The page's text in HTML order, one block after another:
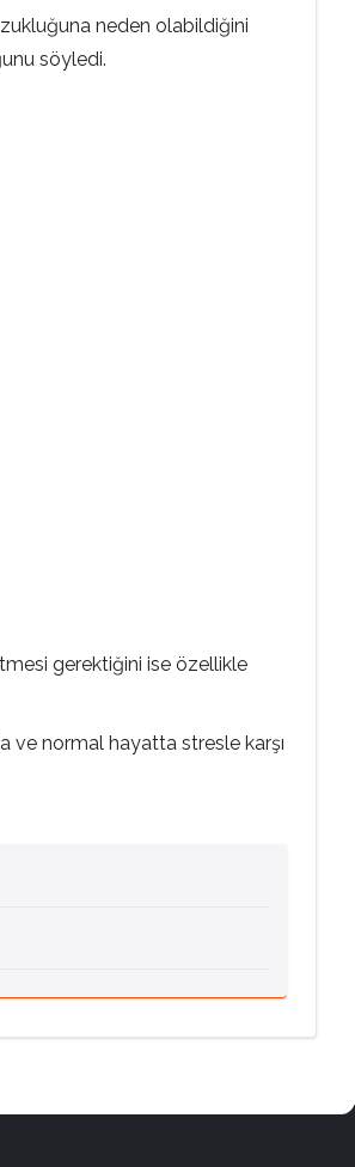
neden olabildiğini
söyledi.
gerektiğini ise özellikle
ve normal hayatta stresle karşı